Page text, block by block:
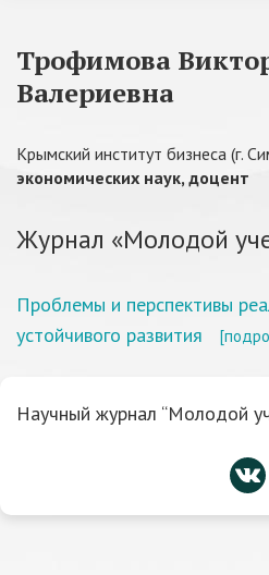
Трофимова
Валериевна
Крымский институт бизнеса (г.
экономических наук, доцент
Журнал «Молодой
Проблемы и перспективы
устойчивого развития
Научный журнал “Молодой